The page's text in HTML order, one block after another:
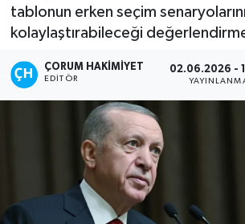
tablonun erken seçim senaryolarını
kolaylaştırabileceği
ÇORUM HAKIMIYET
EDITÖR
02.06.2026 -
OTOPARK
TEKNOLOJİ